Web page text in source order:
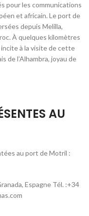
pour les communications
et africain. Le port de
depuis Melilla,
À quelques kilomètres
à la visite de cette
de l’Alhambra, joyau de
AU
au port de Motril :
Espagne Tél. :+34